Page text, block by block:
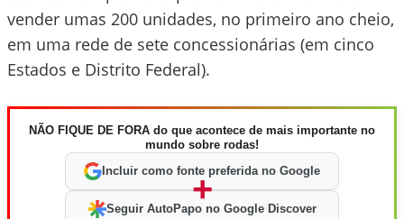
vender umas 200 unidades, no primeiro ano cheio,
em uma rede de sete concessionárias (em cinco
Estados e Distrito Federal).
NÃO FIQUE DE FORA do que acontece de mais importante no
mundo sobre rodas!
Incluir como fonte preferida no Google
+
Seguir AutoPapo no Google Discover